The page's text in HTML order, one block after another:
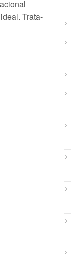
Trata-